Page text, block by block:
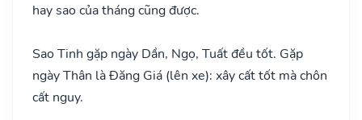
hay sao của tháng cũng được.
Sao Tinh gặp ngày Dần, Ngọ, Tuất đều tốt. Gặp
ngày Thân là Đăng Giá (lên xe): xây cất tốt mà chôn
cất nguy.